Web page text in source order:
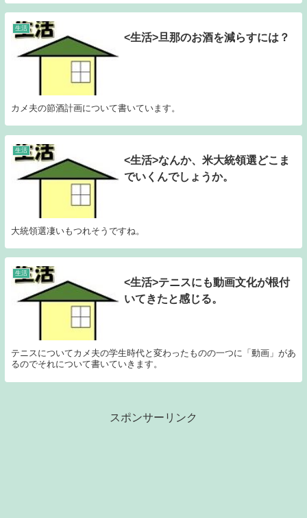
生活
<生活>旦那のお酒を減らすには？
カメ夫の節酒計画について書いています。
生活
<生活>なんか、米大統領選どこま
でいくんでしょうか。
大統領選凄いもつれそうですね。
生活
<生活>テニスにも動画文化が根付
いてきたと感じる。
テニスについてカメ夫の学生時代と変わったものの一つに「動画」があ
るのでそれについて書いていきます。
スポンサーリンク